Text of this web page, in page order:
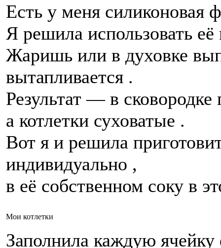
Есть у меня силиконовая
Я решила использовать
Жаришь или в духовке
вытапливается .
Результат — в
а котлетки суховатые .
Вот я и решила
индивидуально ,
в её собственном соку в
Мои котлетки
Заполнила каждую